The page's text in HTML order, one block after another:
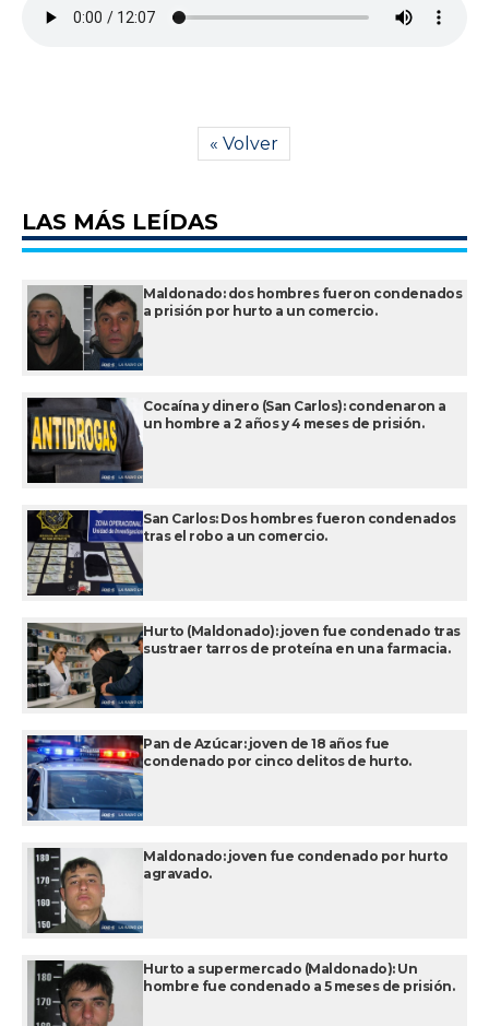
« Volver
LAS MÁS LEÍDAS
Maldonado: dos hombres fueron condenados
a prisión por hurto a un comercio.
Cocaína y dinero (San Carlos): condenaron a
un hombre a 2 años y 4 meses de prisión.
San Carlos: Dos hombres fueron condenados
tras el robo a un comercio.
Hurto (Maldonado): joven fue condenado tras
sustraer tarros de proteína en una farmacia.
Pan de Azúcar: joven de 18 años fue
condenado por cinco delitos de hurto.
Maldonado: joven fue condenado por hurto
agravado.
Hurto a supermercado (Maldonado): Un
hombre fue condenado a 5 meses de prisión.